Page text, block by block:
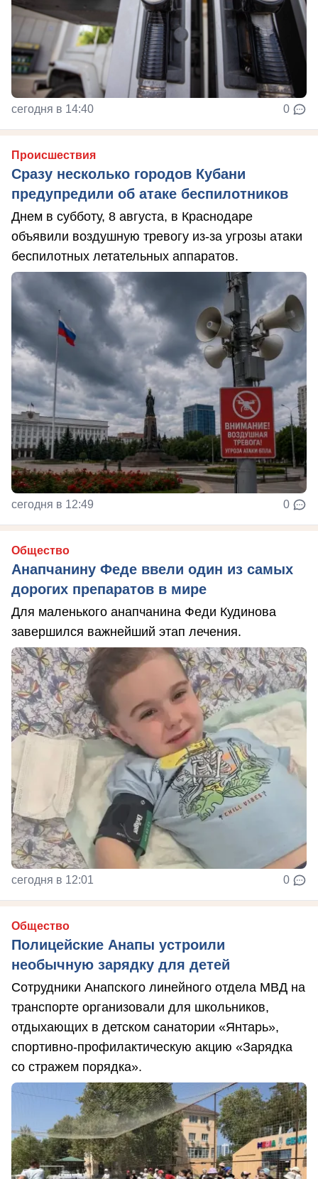
сегодня в 14:40 0
Происшествия
Сразу несколько городов Кубани
предупредили об атаке беспилотников
Днем в субботу, 8 августа, в Краснодаре
объявили воздушную тревогу из-за угрозы атаки
беспилотных летательных аппаратов.
сегодня в 12:49 0
Общество
Анапчанину Феде ввели один из самых
дорогих препаратов в мире
Для маленького анапчанина Феди Кудинова
завершился важнейший этап лечения.
сегодня в 12:01 0
Общество
Полицейские Анапы устроили
необычную зарядку для детей
Сотрудники Анапского линейного отдела МВД на
транспорте организовали для школьников,
отдыхающих в детском санатории «Янтарь»,
спортивно-профилактическую акцию «Зарядка
со стражем порядка».